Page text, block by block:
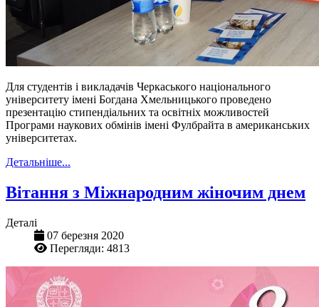
Для студентів і викладачів Черкаського національного
університету імені Богдана Хмельницького проведено
презентацію стипендіальних та освітніх можливостей
Програми наукових обмінів імені Фулбрайта в американських
університетах.
Детальніше...
Вітання з Міжнародним жіночим днем
Деталі
07 березня 2020
Перегляди: 4813